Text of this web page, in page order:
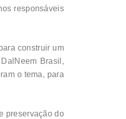
responsáveis
construir um
Brasil,
o tema, para
preservação do